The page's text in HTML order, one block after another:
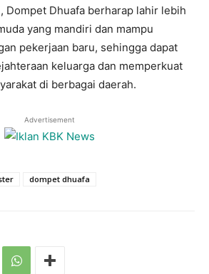
Dompet Dhuafa berharap lahir lebih
yang mandiri dan mampu
pekerjaan baru, sehingga dapat
keluarga dan memperkuat
di berbagai daerah.
Advertisement
dompet dhuafa